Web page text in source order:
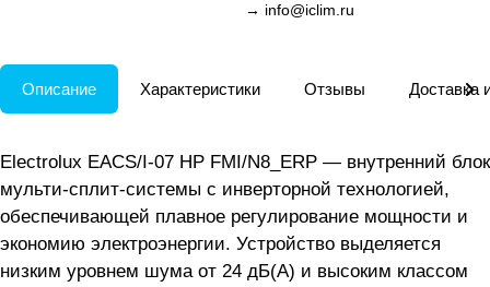
→ info@iclim.ru
Описание Характеристики Отзывы Доставка
Electrolux EACS/I-07 HP FMI/N8_ERP — внутренний блок
мульти-сплит-системы с инверторной технологией,
обеспечивающей плавное регулирование мощности и
экономию электроэнергии. Устройство выделяется
низким уровнем шума от 24 дБ(A) и высоким классом